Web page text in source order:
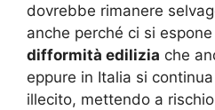
dovrebbe rimanere
anche perché ci si
difformità edilizia che
eppure in Italia si
illecito, mettendo a